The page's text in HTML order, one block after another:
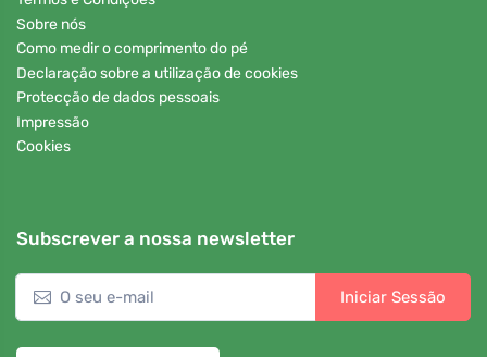
Sobre nós
Como medir o comprimento do pé
Declaração sobre a utilização de cookies
Protecção de dados pessoais
Impressão
Cookies
Subscrever a nossa newsletter
Iniciar Sessão